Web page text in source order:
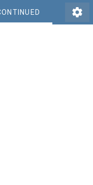
settings